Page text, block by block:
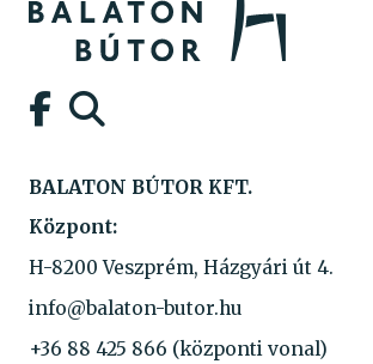
BALATON BÚTOR KFT.
Központ:
H-8200 Veszprém, Házgyári út 4.
info@balaton-butor.hu
+36 88 425 866 (központi vonal)